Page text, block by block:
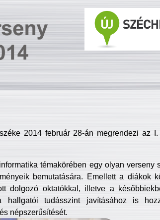
2014 február 28-án megrendezi az
témakörében egy olyan verseny
bemutatására. Emellett a diákok
dolgozó oktatókkal, illetve a
tudásszint javításához is
népszerűsítését.